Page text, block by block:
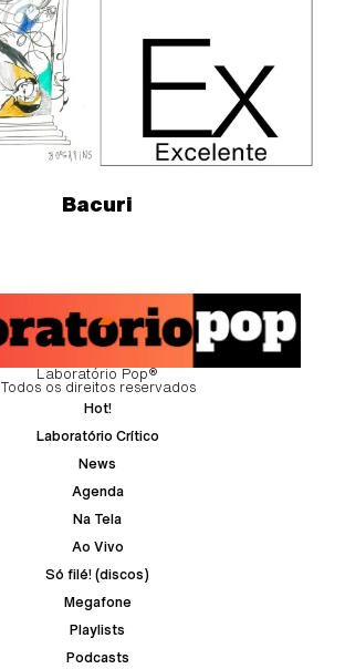
Bacuri
Laboratório Pop®
Todos os direitos reservados
Hot!
Laboratório Crítico
News
Agenda
Na Tela
Ao Vivo
Só filé! (discos)
Megafone
Playlists
Podcasts